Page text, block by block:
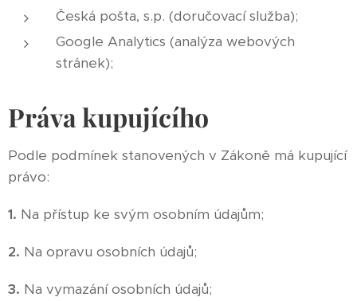
Česká pošta, s.p. (doručovací služba);
Google Analytics (analýza webových
stránek);
Práva kupujícího
Podle podmínek stanovených v Zákoně má kupující
právo:
1. Na přístup ke svým osobním údajům;
2. Na opravu osobních údajů;
3. Na vymazání osobních údajů;